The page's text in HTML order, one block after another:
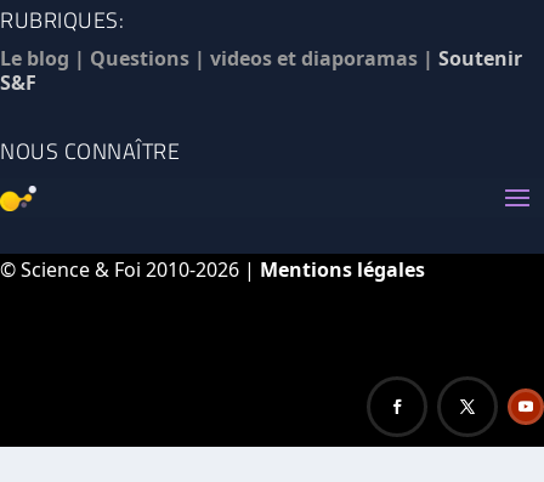
RUBRIQUES:
Le blog | Questions | videos et diaporamas | Soutenir
S&F
NOUS CONNAÎTRE
© Science & Foi 2010-2026 | Mentions légales